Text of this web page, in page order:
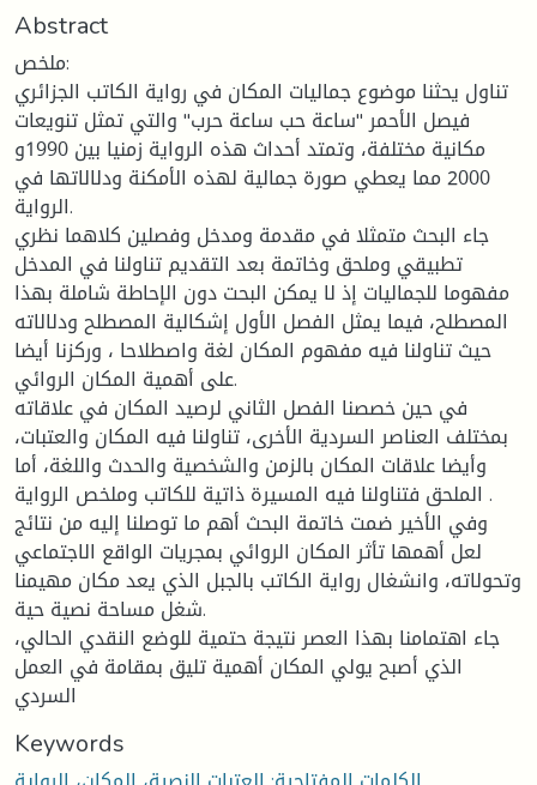
Abstract
ملخص:
تناول يحثنا موضوع جماليات المكان في رواية الكاتب الجزائري
فيصل الأحمر "ساعة حب ساعة حرب" والتي تمثل تنويعات
مكانية مختلفة، وتمتد أحداث هذه الرواية زمنيا بين 1990و
2000 مما يعطي صورة جمالية لهذه الأمكنة ودلالاتها في
الرواية.
جاء البحث متمثلا في مقدمة ومدخل وفصلين كلاهما نظري
تطبيقي وملحق وخاتمة بعد التقديم تناولنا في المدخل
مفهوما للجماليات إذ لا يمكن البحت دون الإحاطة شاملة بهذا
المصطلح، فيما يمثل الفصل الأول إشكالية المصطلح ودلالاته
حيث تناولنا فيه مفهوم المكان لغة واصطلاحا ، وركزنا أيضا
على أهمية المكان الروائي.
في حين خصصنا الفصل الثاني لرصيد المكان في علاقاته
بمختلف العناصر السردية الأخرى، تناولنا فيه المكان والعتبات،
وأيضا علاقات المكان بالزمن والشخصية والحدث واللغة، أما
الملحق فتناولنا فيه المسيرة ذاتية للكاتب وملخص الرواية .
وفي الأخير ضمت خاتمة البحث أهم ما توصلنا إليه من نتائج
لعل أهمها تأثر المكان الروائي بمجريات الواقع الاجتماعي
وتحولاته، وانشغال رواية الكاتب بالجبل الذي يعد مكان مهيمنا
شغل مساحة نصية حية.
جاء اهتمامنا بهذا العصر نتيجة حتمية للوضع النقدي الحالي،
الذي أصبح يولي المكان أهمية تليق بمقامة في العمل
السردي
Keywords